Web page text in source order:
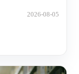
2026-08-05